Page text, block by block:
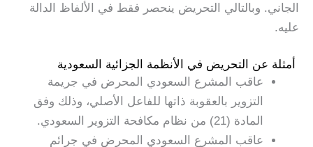
الجاني. وبالتالي التحريض ينحصر فقط في الألفاظ الدالة
عليه.
أمثلة عن التحريض في الأنظمة الجزائية السعودية
عاقب المشرع السعودي المحرض في جريمة
التزوير بالعقوبة ذاتها للفاعل الأصلي، وذلك وفق
المادة (21) من نظام مكافحة التزوير السعودي.
عاقب المشرع السعودي المحرض في جرائم